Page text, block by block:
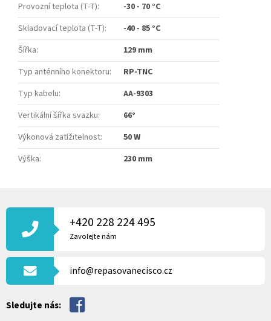
Provozní teplota (T-T):
-30 - 70 °C
Skladovací teplota (T-T):
-40 - 85 °C
Šířka:
129 mm
Typ anténního konektoru:
RP-TNC
Typ kabelu:
AA-9303
Vertikální šířka svazku:
66°
Výkonová zatížitelnost:
50 W
Výška: 230 mm
Á
T
+420 228 224 495
Zavolejte nám
info@repasovanecisco.cz
Sledujte nás: